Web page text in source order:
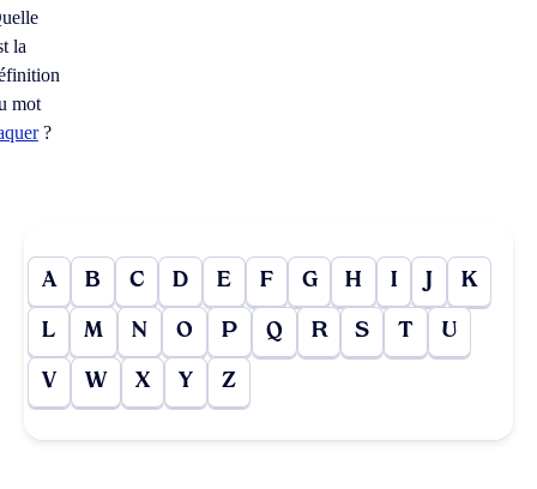
la
mot
?
A B C D E F G H I J K
L M N O P Q R S T U
V W X Y Z